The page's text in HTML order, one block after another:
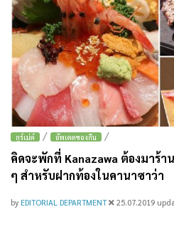
กูร์เม่ต์ / อัพเดตของกิน /
คิดจะพักที่ Kanazawa ต้องมาร้า
ๆ สำหรับฝากท้องในคานาซาว่า
by EDITORIAL DEPARTMENT 25.07.2019